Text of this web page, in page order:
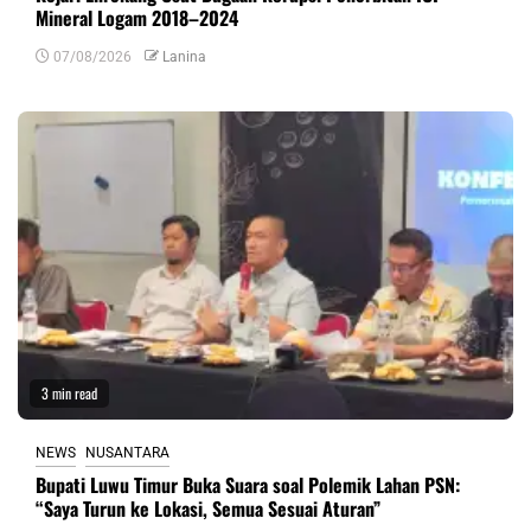
Mineral Logam 2018–2024
07/08/2026 Lanina
3 min read
NEWS NUSANTARA
Bupati Luwu Timur Buka Suara soal Polemik Lahan PSN:
“Saya Turun ke Lokasi, Semua Sesuai Aturan”